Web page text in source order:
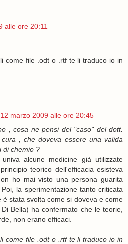
alle ore 20:11
come file .odt o .rtf te li traduco io in
12 marzo 2009 alle ore 20:45
, cosa ne pensi del "caso" del dott.
, che doveva essere una valida
di chemio ?
alcune medicine già utilizzate
teorico dell'efficacia esisteva
ho mai visto una persona guarita
la sperimentazione tanto criticata
è stata svolta come si doveva e come
Bella) ha confermato che le teorie,
non erano efficaci.
come file .odt o .rtf te li traduco io in